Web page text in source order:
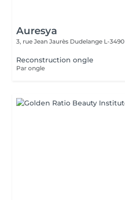
Auresya
3, rue Jean Jaurès Dudelange L-3490
Reconstruction ongle
Par ongle